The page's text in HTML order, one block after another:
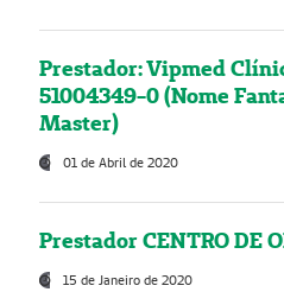
Prestador: Vipmed
51004349-0 (Nome
Master)
01 de Abril de 2020
Prestador CENTRO DE
15 de Janeiro de 2020